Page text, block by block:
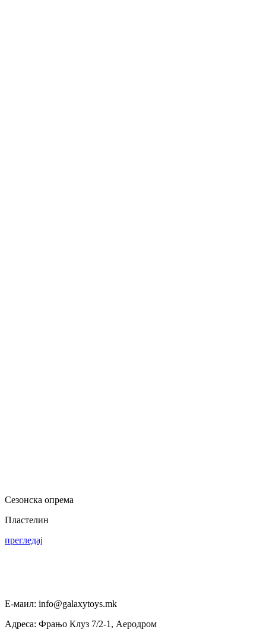
Сезонска опрема
Пластелин
прегледај
Е-маил: info@galaxytoys.mk
Адреса: Фрањо Клуз 7/2-1, Аеродром